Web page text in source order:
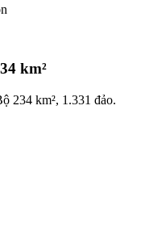
km²
234 km², 1.331 đảo.